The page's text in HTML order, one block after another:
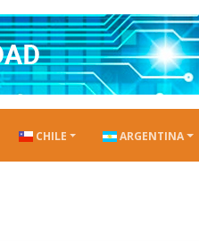
CHILE ARGENTINA